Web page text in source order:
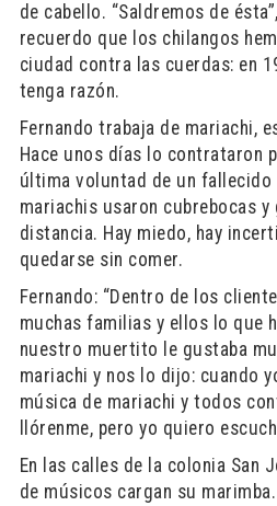
de cabello. “Saldremos de
recuerdo que los chilangos
ciudad contra las cuerdas: en
tenga razón.
Fernando trabaja de mariachi,
Hace unos días lo contrataron
última voluntad de un fallecido
mariachis usaron cubrebocas y
distancia. Hay miedo, hay
quedarse sin comer.
Fernando: “Dentro de los
muchas familias y ellos lo que
nuestro muertito le gustaba
mariachi y nos lo dijo: cuando
música de mariachi y todos
llórenme, pero yo quiero
En las calles de la colonia San
de músicos cargan su